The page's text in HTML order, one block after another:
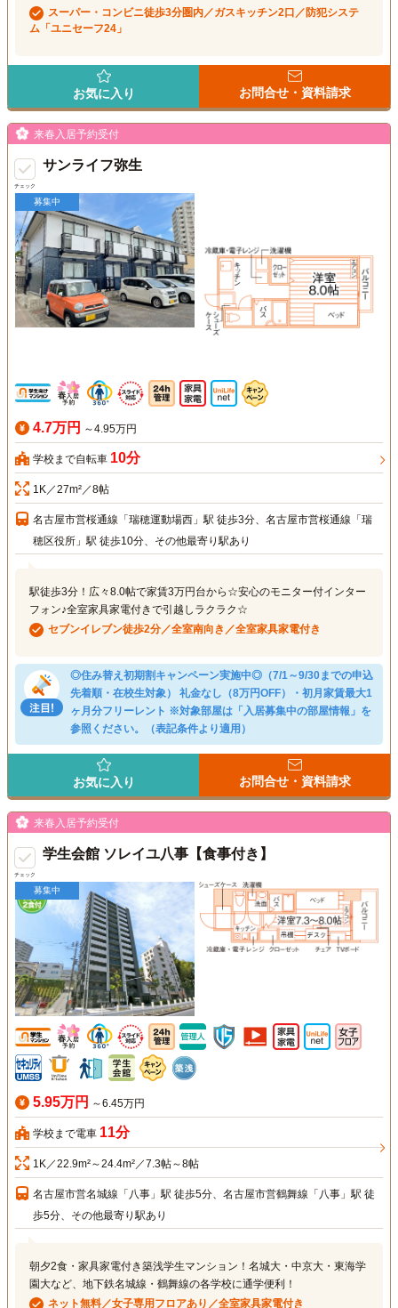
スーパー・コンビニ徒歩3分圏内／ガスキッチン2口／防犯システ
ム「ユニセーフ24」
お気に入り お問合せ・資料請求
チェック
来春入居予約受付
サンライフ弥生
募集中
4.7万円 ～4.95万円
学校まで自転車 10分
1K／27m²／8帖
名古屋市営桜通線「瑞穂運動場西」駅 徒歩3分、名古屋市営桜通線「瑞
穂区役所」駅 徒歩10分、その他最寄り駅あり
駅徒歩3分！広々8.0帖で家賃3万円台から☆安心のモニター付インター
フォン♪全室家具家電付きで引越しラクラク☆
セブンイレブン徒歩2分／全室南向き／全室家具家電付き
◎住み替え初期割キャンペーン実施中◎（7/1～9/30までの申込
先着順・在校生対象） 礼金なし（8万円OFF）・初月家賃最大1
ヶ月分フリーレント ※対象部屋は「入居募集中の部屋情報」を
参照ください。（表記条件より適用）
お気に入り お問合せ・資料請求
チェック
来春入居予約受付
学生会館 ソレイユ八事【食事付き】
募集中
5.95万円 ～6.45万円
学校まで電車 11分
1K／22.9m²～24.4m²／7.3帖～8帖
名古屋市営名城線「八事」駅 徒歩5分、名古屋市営鶴舞線「八事」駅 徒
歩5分、その他最寄り駅あり
朝夕2食・家具家電付き築浅学生マンション！名城大・中京大・東海学
園大など、地下鉄名城線・鶴舞線の各学校に通学便利！
ネット無料／女子専用フロアあり／全室家具家電付き